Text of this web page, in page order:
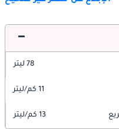
78 ليتر
11 كم/ليتر
13 كم/ليتر